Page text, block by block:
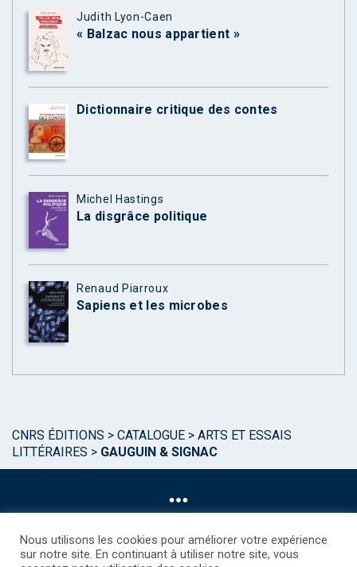
Judith Lyon-Caen
« Balzac nous appartient »
Dictionnaire critique des contes
Michel Hastings
La disgrâce politique
Renaud Piarroux
Sapiens et les microbes
CNRS ÉDITIONS > CATALOGUE > ARTS ET ESSAIS
LITTÉRAIRES > GAUGUIN & SIGNAC
Nous utilisons les cookies pour améliorer votre expérience
sur notre site. En continuant à utiliser notre site, vous